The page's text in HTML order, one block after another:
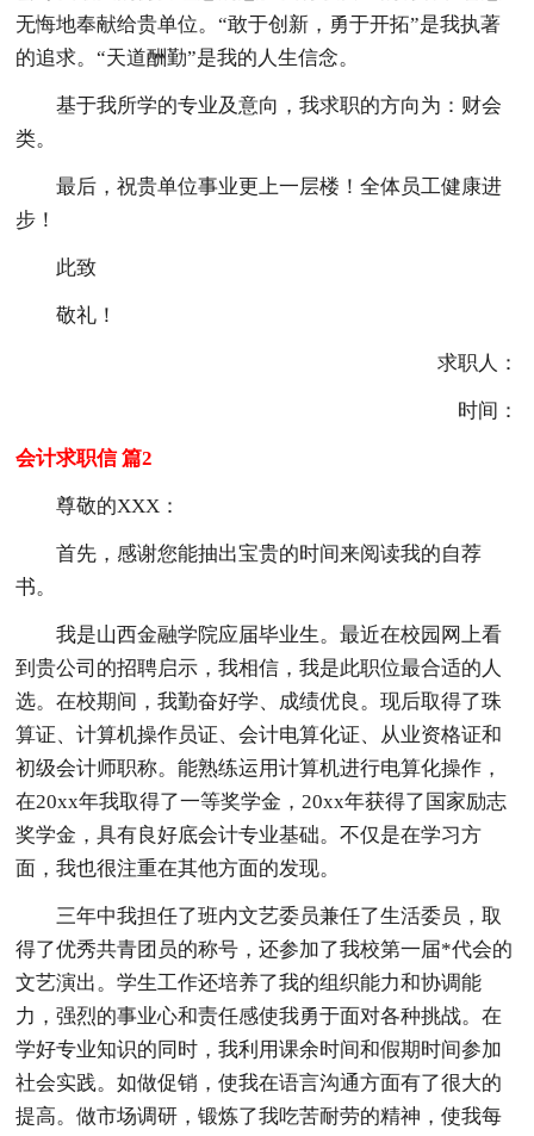
无悔地奉献给贵单位。“敢于创新，勇于开拓”是我执著
的追求。“天道酬勤”是我的人生信念。
基于我所学的专业及意向，我求职的方向为：财会
类。
最后，祝贵单位事业更上一层楼！全体员工健康进
步！
此致
敬礼！
求职人：
时间：
会计求职信 篇2
尊敬的XXX：
首先，感谢您能抽出宝贵的时间来阅读我的自荐
书。
我是山西金融学院应届毕业生。最近在校园网上看
到贵公司的招聘启示，我相信，我是此职位最合适的人
选。在校期间，我勤奋好学、成绩优良。现后取得了珠
算证、计算机操作员证、会计电算化证、从业资格证和
初级会计师职称。能熟练运用计算机进行电算化操作，
在20xx年我取得了一等奖学金，20xx年获得了国家励志
奖学金，具有良好底会计专业基础。不仅是在学习方
面，我也很注重在其他方面的发现。
三年中我担任了班内文艺委员兼任了生活委员，取
得了优秀共青团员的称号，还参加了我校第一届*代会的
文艺演出。学生工作还培养了我的组织能力和协调能
力，强烈的事业心和责任感使我勇于面对各种挑战。在
学好专业知识的同时，我利用课余时间和假期时间参加
社会实践。如做促销，使我在语言沟通方面有了很大的
提高。做市场调研，锻炼了我吃苦耐劳的精神，使我每